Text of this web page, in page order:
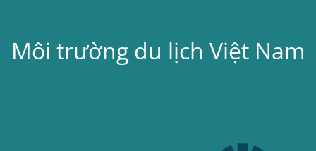
Môi trường du lịch Việt Nam